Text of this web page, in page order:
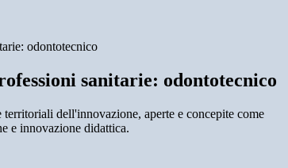
odontotecnico
sanitarie: odontotecnico
dell'innovazione, aperte e concepite come
e innovazione didattica.